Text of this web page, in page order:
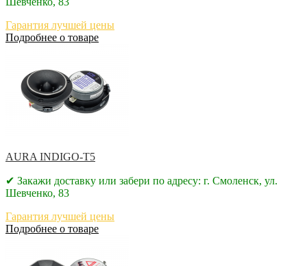
Гарантия лучшей цены
Подробнее о товаре
AURA INDIGO-T5
✔ Закажи доставку или забери по адресу: г. Смоленск, ул.
Шевченко, 83
Гарантия лучшей цены
Подробнее о товаре